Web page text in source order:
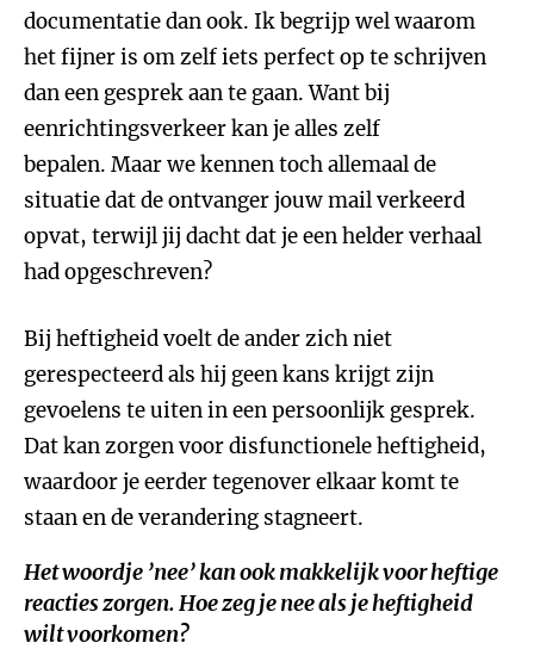
documentatie dan ook. Ik begrijp wel waarom
het fijner is om zelf iets perfect op te schrijven
dan een gesprek aan te gaan. Want bij
eenrichtingsverkeer kan je alles zelf
bepalen. Maar we kennen toch allemaal de
situatie dat de ontvanger jouw mail verkeerd
opvat, terwijl jij dacht dat je een helder verhaal
had opgeschreven?
Bij heftigheid voelt de ander zich niet
gerespecteerd als hij geen kans krijgt zijn
gevoelens te uiten in een persoonlijk gesprek.
Dat kan zorgen voor disfunctionele heftigheid,
waardoor je eerder tegenover elkaar komt te
staan en de verandering stagneert.
Het woordje ’nee’ kan ook makkelijk voor heftige
reacties zorgen. Hoe zeg je nee als je heftigheid
wilt voorkomen?